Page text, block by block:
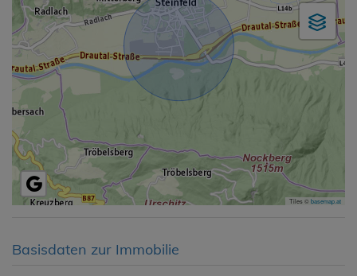
Tiles ©basemap.at
Basisdaten zur Immobilie